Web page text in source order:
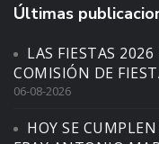
Últimas
LAS FIESTAS
COMISIÓN DE
06-08-2026
HOY SE